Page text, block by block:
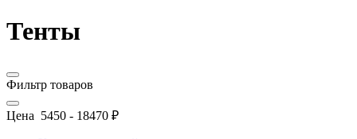
Тенты
Фильтр товаров
Цена 5450 - 18470 ₽